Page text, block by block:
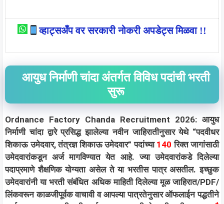
व्हाट्सअँप वर सरकारी नोकरी अपडेट्स मिळवा !!
आयुध निर्माणी चांदा अंतर्गत विविध पदांची भरती
सुरू
Ordnance Factory Chanda Recruitment 2026: आयुध
निर्माणी चांदा द्वारे प्रसिद्ध झालेल्या नवीन जाहिरातीनुसार येथे “पदवीधर
शिकाऊ उमेदवार, तंत्रज्ञ शिकाऊ उमेदवार” पदांच्या 140रिक्त जागांसाठी
उमेदवारांकडून अर्ज मागविण्यात येत आहे. ज्या उमेदवारांकडे दिलेल्या
पदाप्रमाणे शैक्षणिक योग्यता असेल ते या भरतीस पात्र असतील. इच्छुक
उमेदवारांनी या भरती संबंधित अधिक माहिती दिलेल्या मूळ जाहिरात/PDF/
लिंकवरून काळजीपूर्वक वाचावी व आपल्या पात्रतेनुसार ऑफलाईन पद्धतीने